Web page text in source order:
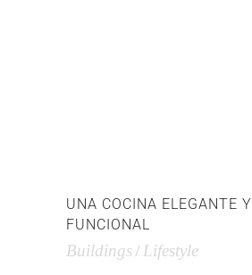
UNA COCINA ELEGANTE Y
FUNCIONAL
Buildings Lifestyle